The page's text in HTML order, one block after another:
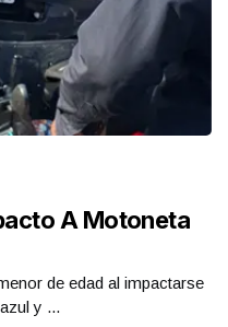
A Motoneta
de edad al impactarse
y ...